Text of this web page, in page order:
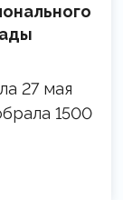
27 мая
1500